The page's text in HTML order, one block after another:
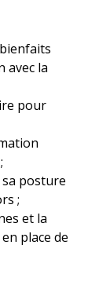
avec la
pour
posture
;
et la
place de